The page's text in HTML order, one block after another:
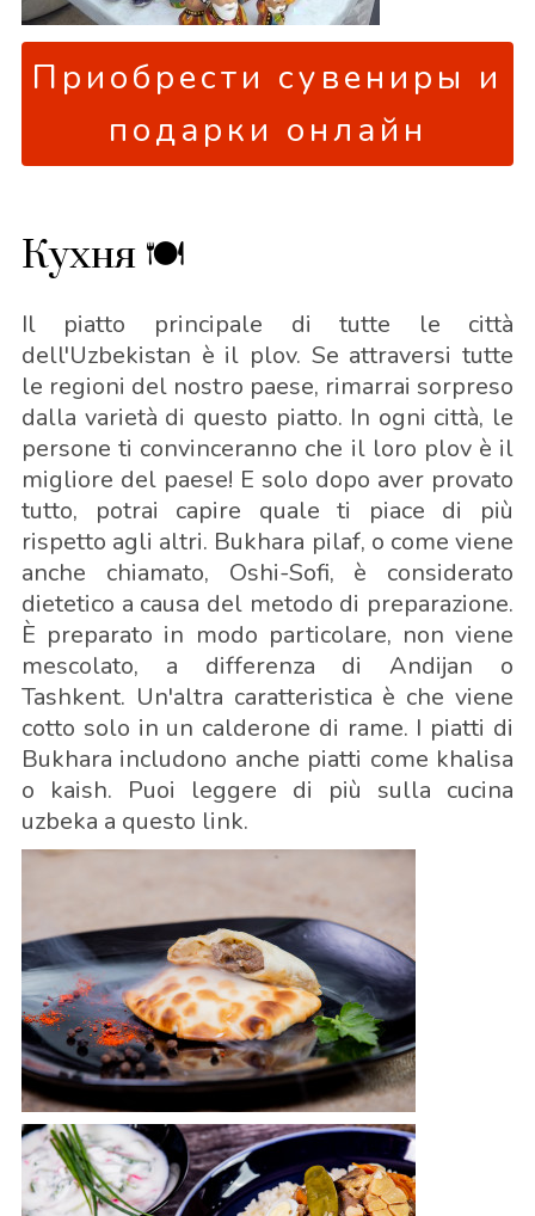
Приобрести сувениры и
подарки онлайн
Кухня 🍽
Il piatto principale di tutte le città
dell'Uzbekistan è il plov. Se attraversi tutte
le regioni del nostro paese, rimarrai sorpreso
dalla varietà di questo piatto. In ogni città, le
persone ti convinceranno che il loro plov è il
migliore del paese! E solo dopo aver provato
tutto, potrai capire quale ti piace di più
rispetto agli altri. Bukhara pilaf, o come viene
anche chiamato, Oshi-Sofi, è considerato
dietetico a causa del metodo di preparazione.
È preparato in modo particolare, non viene
mescolato, a differenza di Andijan o
Tashkent. Un'altra caratteristica è che viene
cotto solo in un calderone di rame. I piatti di
Bukhara includono anche piatti come khalisa
o kaish. Puoi leggere di più sulla cucina
uzbeka a questo link.